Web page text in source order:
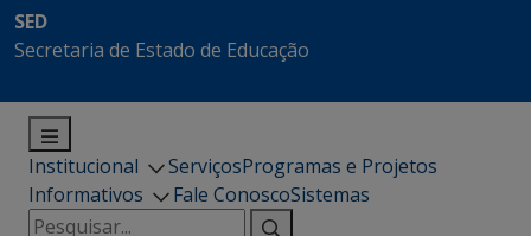
SED
Secretaria de Estado de Educação
Institucional ServiçosProgramas e Projetos
Informativos
Fale ConoscoSistemas
Pesquisar